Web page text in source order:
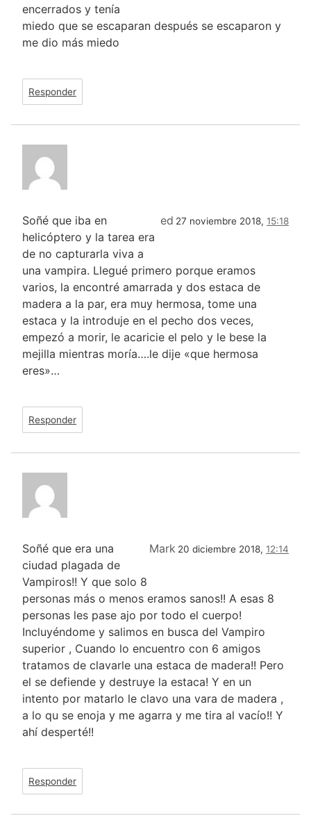
encerrados y tenía
miedo que se escaparan después se escaparon y
me dio más miedo
Responder
ed 27 noviembre 2018, 15:18
Soñé que iba en
helicóptero y la tarea era
de no capturarla viva a
una vampira. Llegué primero porque eramos
varios, la encontré amarrada y dos estaca de
madera a la par, era muy hermosa, tome una
estaca y la introduje en el pecho dos veces,
empezó a morir, le acaricie el pelo y le bese la
mejilla mientras moría….le dije «que hermosa
eres»…
Responder
Mark 20 diciembre 2018, 12:14
Soñé que era una
ciudad plagada de
Vampiros!! Y que solo 8
personas más o menos eramos sanos!! A esas 8
personas les pase ajo por todo el cuerpo!
Incluyéndome y salimos en busca del Vampiro
superior , Cuando lo encuentro con 6 amigos
tratamos de clavarle una estaca de madera!! Pero
el se defiende y destruye la estaca! Y en un
intento por matarlo le clavo una vara de madera ,
a lo qu se enoja y me agarra y me tira al vacío!! Y
ahí desperté!!
Responder